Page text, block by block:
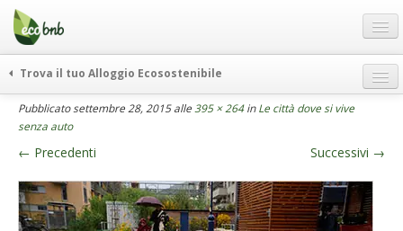
Menu
Salta
contenuto
Offerte Speciali
Regali
FAQ
Chi Siamo
Partner
Trova il tuo Alloggio Ecosostenibile
weekend green
itinerari
curiosità
vivere e viaggiare verde
news ed eventi
Pubblicatosettembre 28, 2015alle 395 × 264inLe città dove si vive
senza auto
← Precedenti Successivi →